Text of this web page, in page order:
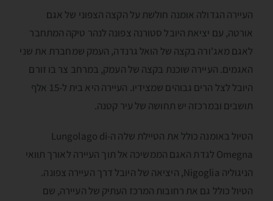
העיירה הגדולה אומנה חולשת על הקצה הצפוני של אגם
אורטה, עם יציאת היובל סטורנה צפונה לנהר טיקה המתחבר
לאגם מאג'ורה בקצה של הואל גרנדה, העמק שמחברת את שני
האגמים. העיירה שוכנת בקצה של העמק, במרחב צר בו זורם
היובל לצל הרים גבוהים שמצידיו. העיירה היא בית ל-15 אלף
תושבים ובמרכזה יש תחושה של עיר קטנה.
הטיול באומנה כולל את הטיילת שלה ה-Lungolago di
Omegna לגדת האגם הממשיכה אל תוך העיירה לאורך תוואי
הניגוליה Nigoglia, היציאה של היובל דרך העיירה צפונה.
הטיול כולל גם את רחובות המרכז העתיק של העיירה, שם